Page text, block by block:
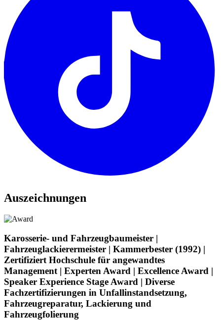
Auszeichnungen
Karosserie- und Fahrzeugbaumeister |
Fahrzeuglackierermeister | Kammerbester (1992) |
Zertifiziert Hochschule für angewandtes
Management | Experten Award | Excellence Award |
Speaker Experience Stage Award | Diverse
Fachzertifizierungen in Unfallinstandsetzung,
Fahrzeugreparatur, Lackierung und
Fahrzeugfolierung